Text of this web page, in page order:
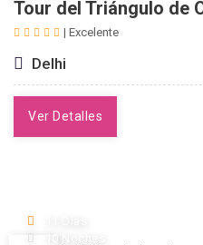
Tour del Triángulo de
| Excelente
Delhi
Ver Detalles